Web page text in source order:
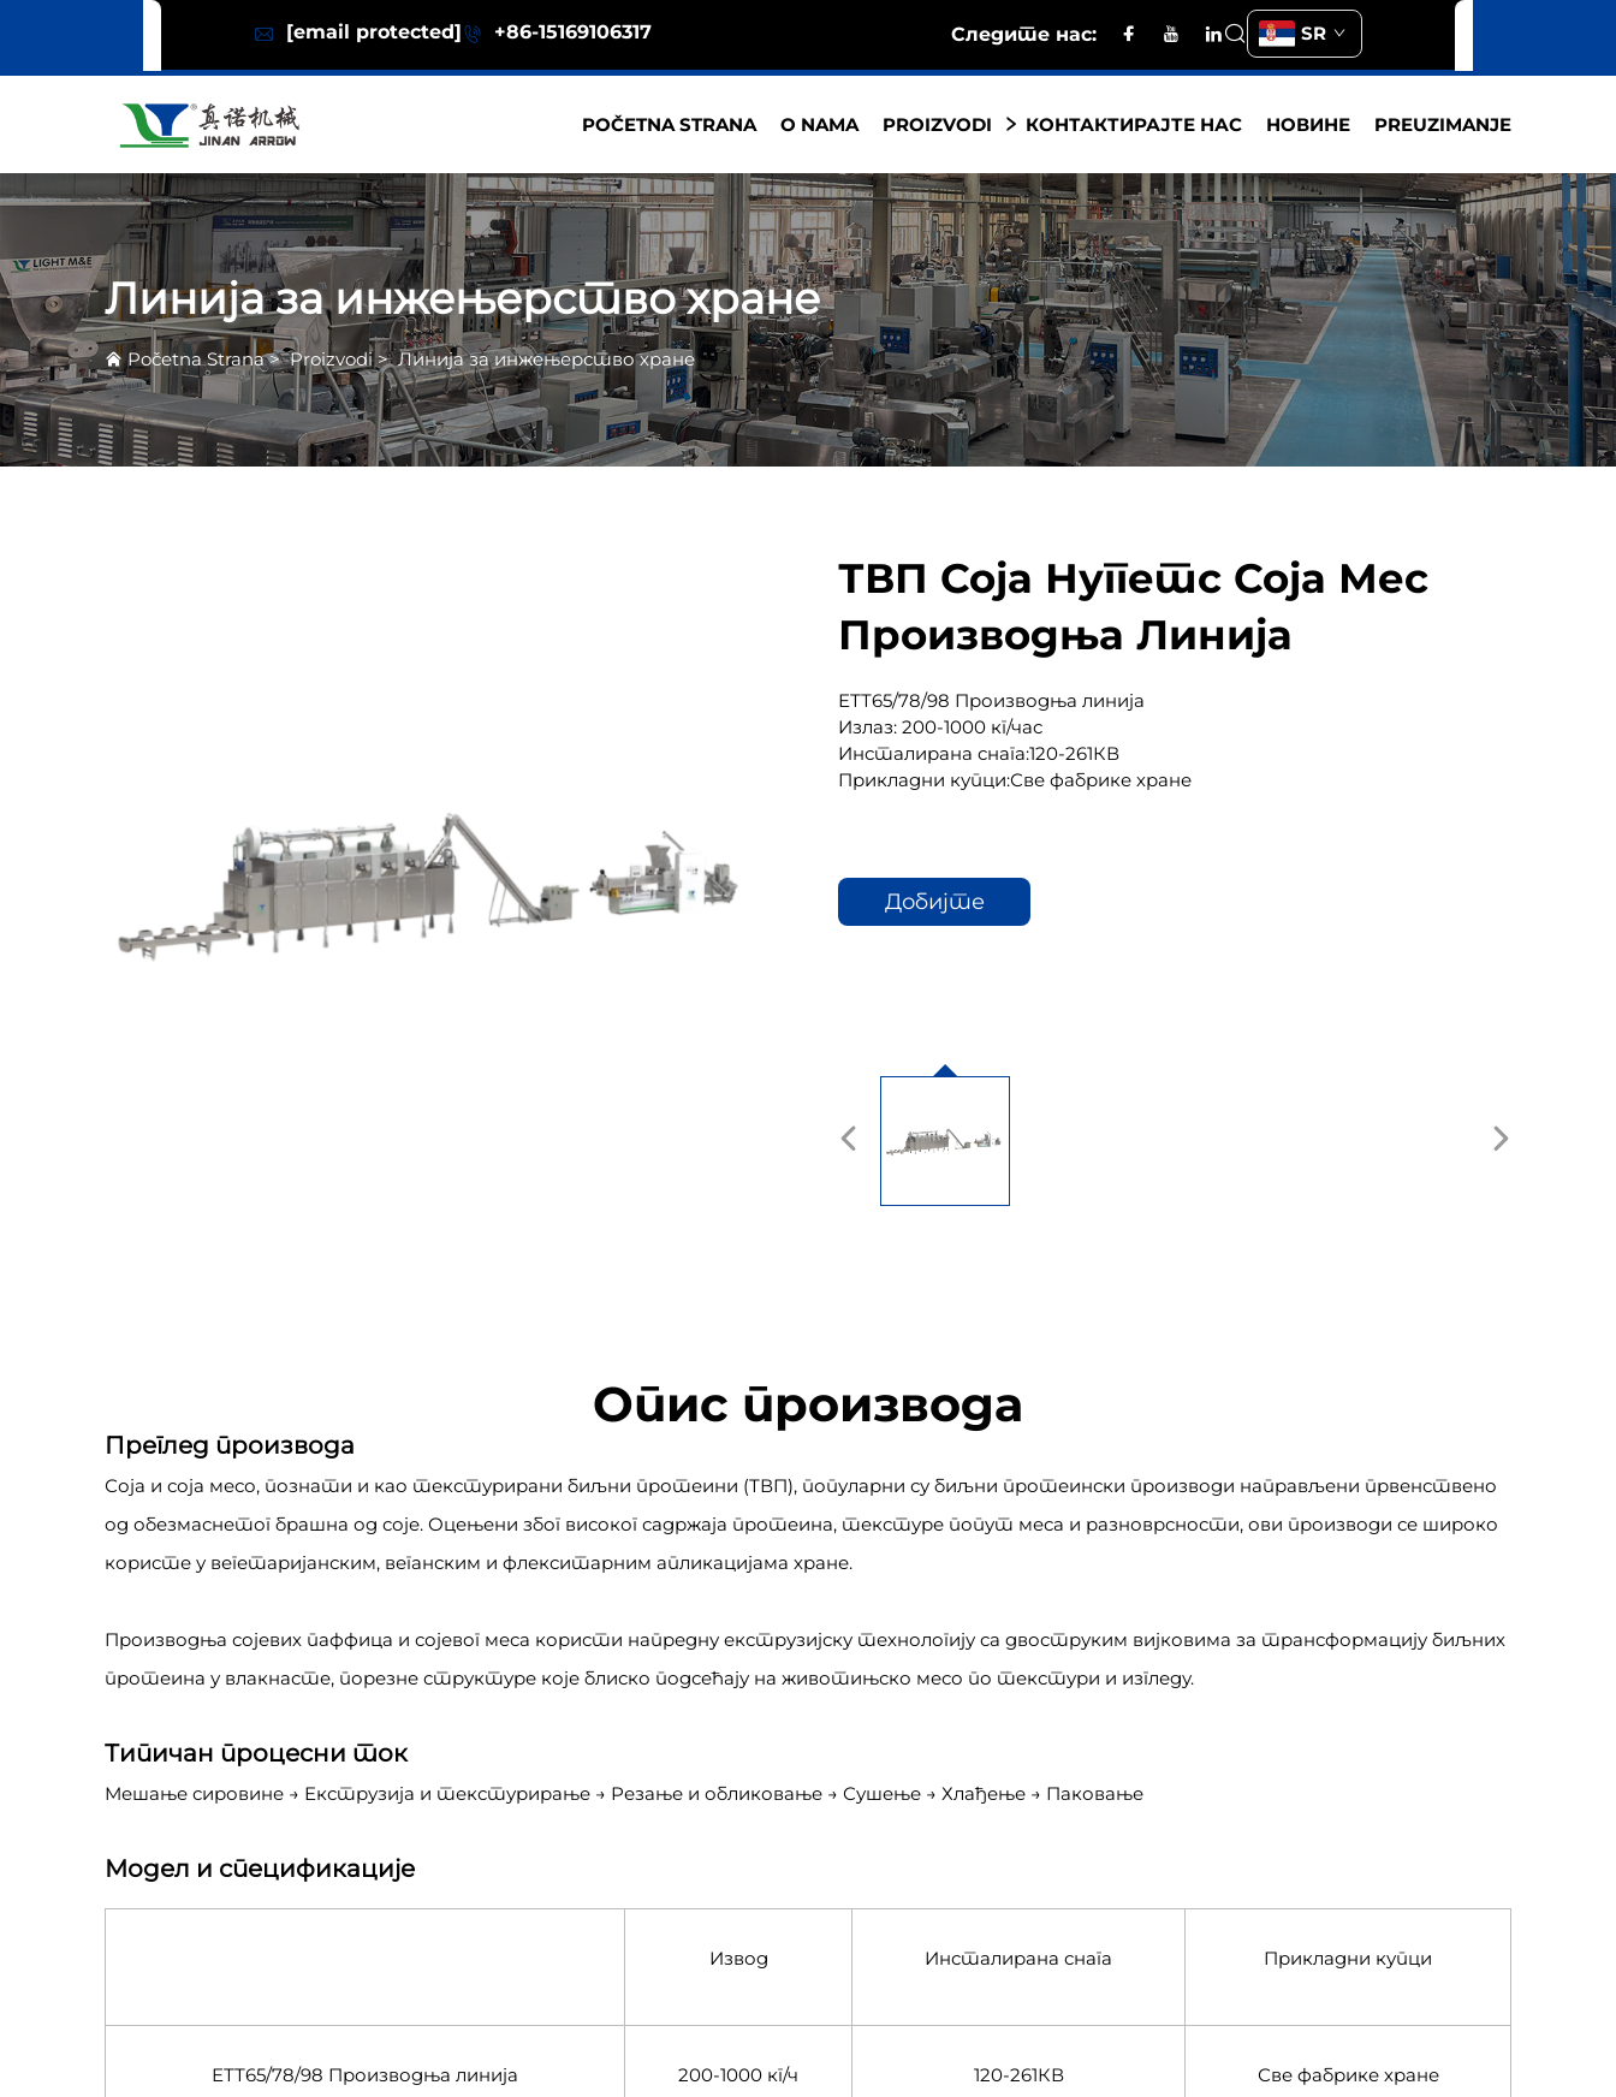
[email protected] +86-15169106317 Следите нас: SR
POČETNA STRANA O NAMA PROIZVODI КОНТАКТИРАЈТЕ НАС НОВИНЕ PREUZIMANJE
Линија за инжењерство хране
Početna Strana>Proizvodi>Линија за инжењерство хране
ТВП Соја Нуггетс Соја Мес
Производња Линија
ЕТТ65/78/98 Производња линија
Излаз: 200-1000 кг/час
Инсталирана снага:120-261КВ
Прикладни купци:Све фабрике хране
Добијте
Опис производа
Преглед производа
Соја и соја месо, познати и као текстурирани биљни протеини (ТВП), популарни су биљни протеински производи направљени првенствено
од обезмаснетог брашна од соје. Оцењени због високог садржаја протеина, текстуре попут меса и разноврсности, ови производи се широко
користе у вегетаријанским, веганским и флекситарним апликацијама хране.
Производња сојевих паффица и сојевог меса користи напредну екструзијску технологију са двоструким вијковима за трансформацију биљних
протеина у влакнасте, порезне структуре које блиско подсећају на животињско месо по текстури и изгледу.
Типичан процесни ток
Мешање сировине → Екструзија и текстурирање → Резање и обликовање → Сушење → Хлађење → Паковање
Модел и спецификације
Извод Инсталирана снага Прикладни купци
ЕТТ65/78/98 Производња линија 200-1000 кг/ч 120-261КВ Све фабрике хране